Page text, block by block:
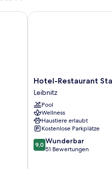
Hotel-
Restaurant
Staribacher
Leibnitz
Hotel-Restaurant
Leibnitz
Pool
Wellness
Haustiere erlaubt
Kostenlose Parkplätze
9.0
von
9,0 Wunderbar
51 Bewertungen
Hotel-Restaurant